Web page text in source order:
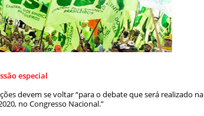
especial
devem se voltar “para o debate que será realizado na
no Congresso Nacional.”